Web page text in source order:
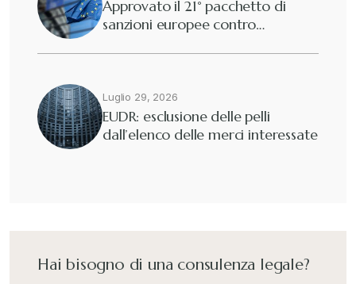
Approvato il 21° pacchetto di
sanzioni europee contro…
Luglio 29, 2026
EUDR: esclusione delle pelli
dall’elenco delle merci interessate
Hai bisogno di una consulenza legale?